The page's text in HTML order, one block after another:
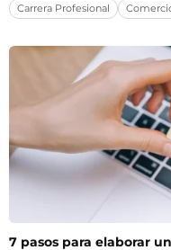
Frecuentes
Carrera Profesional
7 pasos para elaborar